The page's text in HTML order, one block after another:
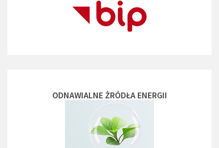
ODNAWIALNE ŻRÓDŁA ENERGII